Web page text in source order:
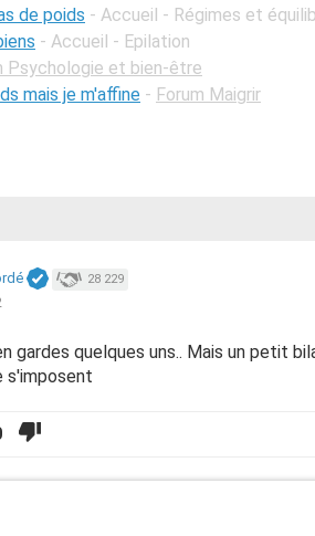
de poids - Accueil - Régimes et
- Accueil - Epilation
Psychologie et bien-être
mais je m'affine - Forum Maigrir
28 229
gardes quelques uns.. Mais un petit
s'imposent